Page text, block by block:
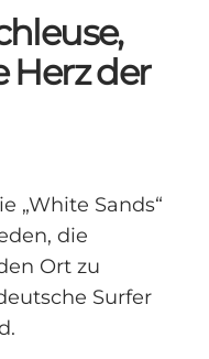
Herz der
„White Sands“
die
Ort zu
Surfer